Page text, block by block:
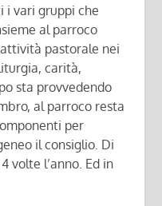
i vari gruppi che
al parroco
pastorale nei
carità,
sta provvedendo
al parroco resta
per
il consiglio. Di
volte l’anno. Ed in